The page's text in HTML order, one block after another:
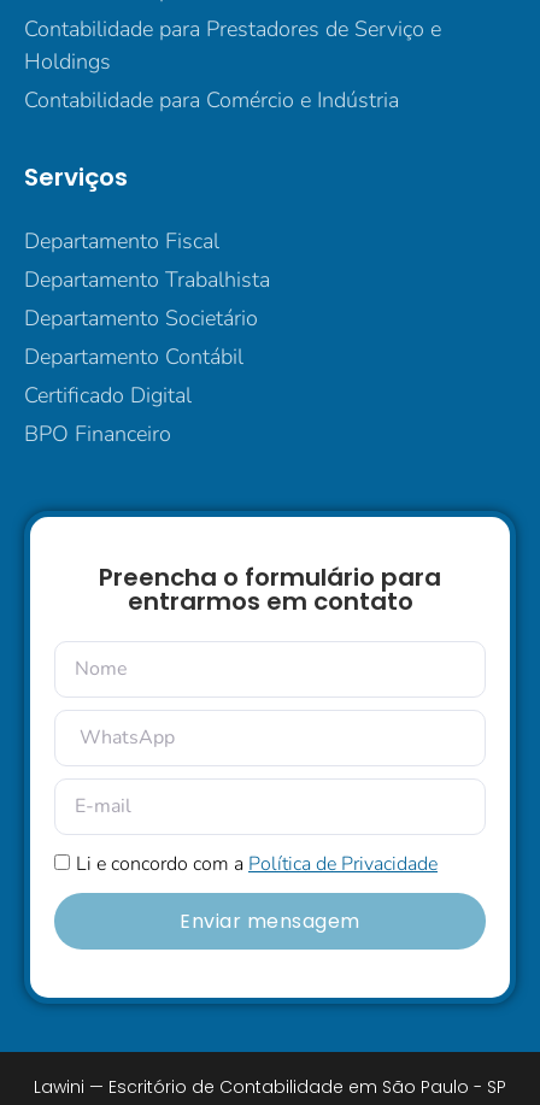
Contabilidade para Prestadores de Serviço e
Holdings
Contabilidade para Comércio e Indústria
Serviços
Departamento Fiscal
Departamento Trabalhista
Departamento Societário
Departamento Contábil
Certificado Digital
BPO Financeiro
Preencha o formulário para
entrarmos em contato
Li e concordo com a Política de Privacidade
Enviar mensagem
Lawini — Escritório de Contabilidade em São Paulo - SP